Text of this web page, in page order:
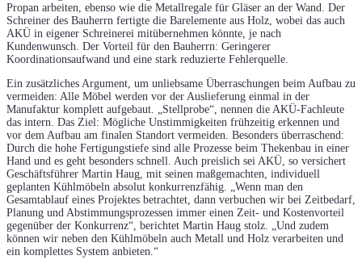
Propan arbeiten, ebenso wie die Metallregale für Gläser an der Wand. Der
Schreiner des Bauherrn fertigte die Barelemente aus Holz, wobei das auch
AKÜ in eigener Schreinerei mitübernehmen könnte, je nach
Kundenwunsch. Der Vorteil für den Bauherrn: Geringerer
Koordinationsaufwand und eine stark reduzierte Fehlerquelle.
Ein zusätzliches Argument, um unliebsame Überraschungen beim Aufbau zu
vermeiden: Alle Möbel werden vor der Auslieferung einmal in der
Manufaktur komplett aufgebaut. „Stellprobe“, nennen die AKÜ-Fachleute
das intern. Das Ziel: Mögliche Unstimmigkeiten frühzeitig erkennen und
vor dem Aufbau am finalen Standort vermeiden. Besonders überraschend:
Durch die hohe Fertigungstiefe sind alle Prozesse beim Thekenbau in einer
Hand und es geht besonders schnell. Auch preislich sei AKÜ, so versichert
Geschäftsführer Martin Haug, mit seinen maßgemachten, individuell
geplanten Kühlmöbeln absolut konkurrenzfähig. „Wenn man den
Gesamtablauf eines Projektes betrachtet, dann verbuchen wir bei Zeitbedarf,
Planung und Abstimmungsprozessen immer einen Zeit- und Kostenvorteil
gegenüber der Konkurrenz“, berichtet Martin Haug stolz. „Und zudem
können wir neben den Kühlmöbeln auch Metall und Holz verarbeiten und
ein komplettes System anbieten.“